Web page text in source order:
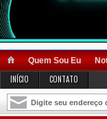
Quem Sou Eu
INÍCIO CONTATO